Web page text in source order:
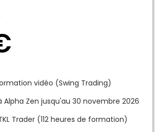
vidéo (Swing Trading)
Alpha Zen jusqu'au 30 novembre 2026
Trader (112 heures de formation)